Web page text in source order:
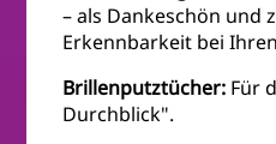
– als Dankeschön und
Erkennbarkeit bei
Brillenputztücher: Für
Durchblick".